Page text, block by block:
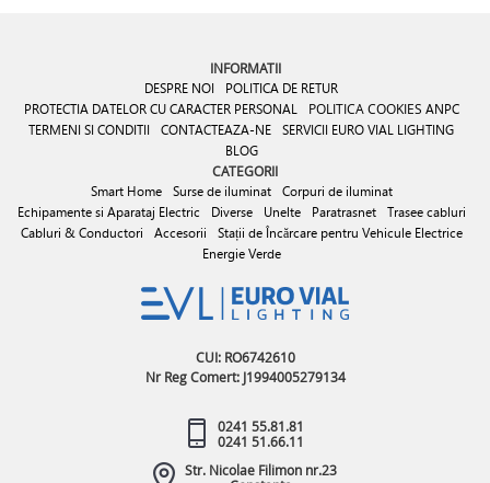
INFORMATII
DESPRE NOI
POLITICA DE RETUR
PROTECTIA DATELOR CU CARACTER PERSONAL
POLITICA COOKIES ANPC
TERMENI SI CONDITII
CONTACTEAZA-NE SERVICII EURO VIAL LIGHTING
BLOG
CATEGORII
Smart Home Surse de iluminat
Corpuri de iluminat
Echipamente si Aparataj Electric
Diverse Unelte Paratrasnet
Trasee cabluri
Cabluri & Conductori
Accesorii
Stații de Încărcare pentru Vehicule Electrice
Energie Verde
CUI: RO6742610
Nr Reg Comert: J1994005279134
0241 55.81.81
0241 51.66.11
Str. Nicolae Filimon nr.23